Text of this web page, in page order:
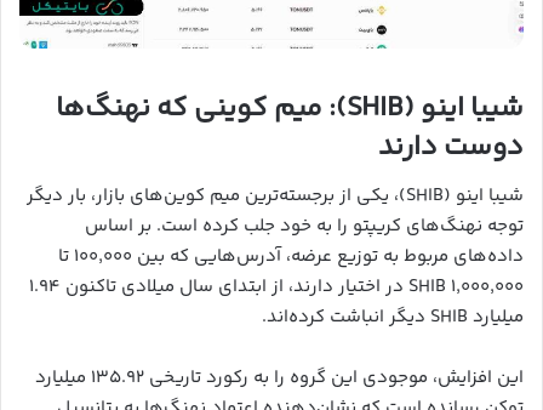
شیبا اینو (SHIB): میم کوینی که نهنگ‌ها
دوست دارند
شیبا اینو (SHIB)، یکی از برجسته‌ترین میم کوین‌های بازار، بار دیگر
توجه نهنگ‌های کریپتو را به خود جلب کرده است. بر اساس
داده‌های مربوط به توزیع عرضه، آدرس‌هایی که بین ۱۰۰,۰۰۰ تا
۱,۰۰۰,۰۰۰ SHIB در اختیار دارند، از ابتدای سال میلادی تاکنون ۱.۹۴
میلیارد SHIB دیگر انباشت کرده‌اند.
این افزایش، موجودی این گروه را به رکورد تاریخی ۱۳۵.۹۲ میلیارد